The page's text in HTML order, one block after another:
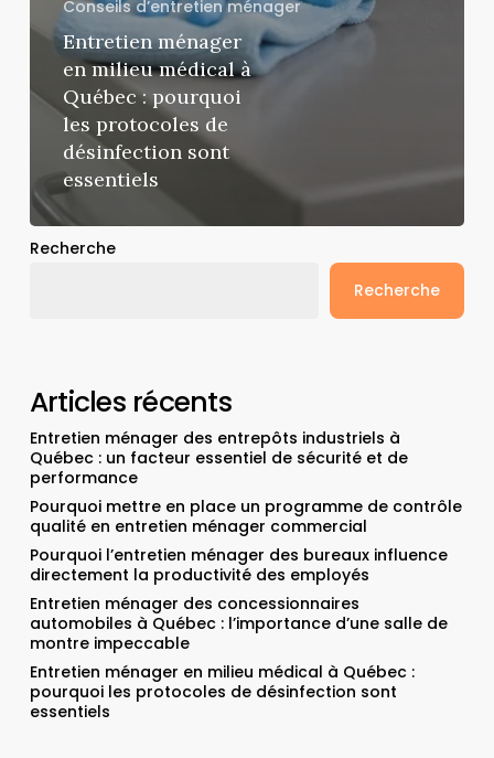
Conseils d’entretien ménager
Entretien ménager
en milieu médical à
Québec : pourquoi
les protocoles de
désinfection sont
essentiels
Recherche
Recherche
Articles récents
Entretien ménager des entrepôts industriels à
Québec : un facteur essentiel de sécurité et de
performance
Pourquoi mettre en place un programme de contrôle
qualité en entretien ménager commercial
Pourquoi l’entretien ménager des bureaux influence
directement la productivité des employés
Entretien ménager des concessionnaires
automobiles à Québec : l’importance d’une salle de
montre impeccable
Entretien ménager en milieu médical à Québec :
pourquoi les protocoles de désinfection sont
essentiels